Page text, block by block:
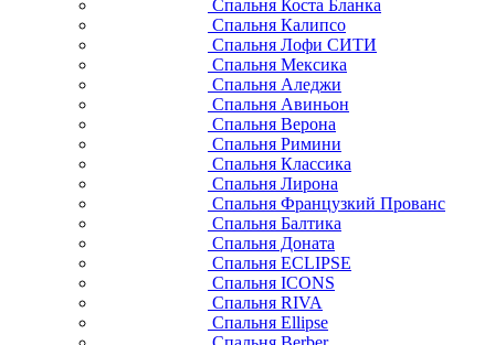
Спальня Коста Бланка
Спальня Калипсо
Спальня Лофи СИТИ
Спальня Мексика
Спальня Аледжи
Спальня Авиньон
Спальня Верона
Спальня Римини
Спальня Классика
Спальня Лирона
Спальня Французкий Прованс
Спальня Балтика
Спальня Доната
Спальня ECLIPSE
Спальня ICONS
Спальня RIVA
Спальня Ellipse